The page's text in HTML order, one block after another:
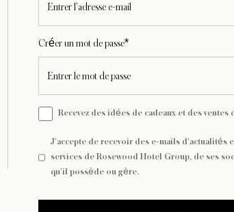
Créer un mot de passe*
Recevez des idées de cadeaux et des
J'accepte de recevoir des e-mails
services de Rosewood Hotel Group, de ses
qu'il possède ou gère.